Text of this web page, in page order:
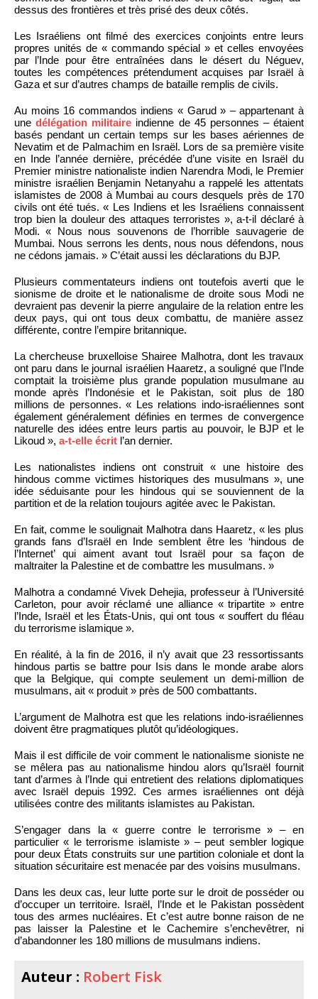
dessus des frontières et très prisé des deux côtés.
Les Israéliens ont filmé des exercices conjoints entre leurs
propres unités de « commando spécial » et celles envoyées
par l’Inde pour être entraînées dans le désert du Néguev,
toutes les compétences prétendument acquises par Israël à
Gaza et sur d’autres champs de bataille remplis de civils.
Au moins 16 commandos indiens « Garud » – appartenant à
unedélégation militaire indienne de 45 personnes – étaient
basés pendant un certain temps sur les bases aériennes de
Nevatim et de Palmachim en Israël. Lors de sa première visite
en Inde l’année dernière, précédée d’une visite en Israël du
Premier ministre nationaliste indien Narendra Modi, le Premier
ministre israélien Benjamin Netanyahu a rappelé les attentats
islamistes de 2008 à Mumbai au cours desquels près de 170
civils ont été tués. « Les Indiens et les Israéliens connaissent
trop bien la douleur des attaques terroristes », a-t-il déclaré à
Modi. « Nous nous souvenons de l’horrible sauvagerie de
Mumbai. Nous serrons les dents, nous nous défendons, nous
ne cédons jamais. » C’était aussi les déclarations du BJP.
Plusieurs commentateurs indiens ont toutefois averti que le
sionisme de droite et le nationalisme de droite sous Modi ne
devraient pas devenir la pierre angulaire de la relation entre les
deux pays, qui ont tous deux combattu, de manière assez
différente, contre l’empire britannique.
La chercheuse bruxelloise Shairee Malhotra, dont les travaux
ont paru dans le journal israélien Haaretz, a souligné que l’Inde
comptait la troisième plus grande population musulmane au
monde après l’Indonésie et le Pakistan, soit plus de 180
millions de personnes. « Les relations indo-israéliennes sont
également généralement définies en termes de convergence
naturelle des idées entre leurs partis au pouvoir, le BJP et le
Likoud », a-t-elle écrit l’an dernier.
Les nationalistes indiens ont construit « une histoire des
hindous comme victimes historiques des musulmans », une
idée séduisante pour les hindous qui se souviennent de la
partition et de la relation toujours agitée avec le Pakistan.
En fait, comme le soulignait Malhotra dans Haaretz, « les plus
grands fans d’Israël en Inde semblent être les ‘hindous de
l’Internet’ qui aiment avant tout Israël pour sa façon de
maltraiter la Palestine et de combattre les musulmans. »
Malhotra a condamné Vivek Dehejia, professeur à l’Université
Carleton, pour avoir réclamé une alliance « tripartite » entre
l’Inde, Israël et les États-Unis, qui ont tous « souffert du fléau
du terrorisme islamique ».
En réalité, à la fin de 2016, il n’y avait que 23 ressortissants
hindous partis se battre pour Isis dans le monde arabe alors
que la Belgique, qui compte seulement un demi-million de
musulmans, ait « produit » près de 500 combattants.
L’argument de Malhotra est que les relations indo-israéliennes
doivent être pragmatiques plutôt qu’idéologiques.
Mais il est difficile de voir comment le nationalisme sioniste ne
se mêlera pas au nationalisme hindou alors qu’Israël fournit
tant d’armes à l’Inde qui entretient des relations diplomatiques
avec Israël depuis 1992. Ces armes israéliennes ont déjà
utilisées contre des militants islamistes au Pakistan.
S’engager dans la « guerre contre le terrorisme » – en
particulier « le terrorisme islamiste » – peut sembler logique
pour deux États construits sur une partition coloniale et dont la
situation sécuritaire est menacée par des voisins musulmans.
Dans les deux cas, leur lutte porte sur le droit de posséder ou
d’occuper un territoire. Israël, l’Inde et le Pakistan possèdent
tous des armes nucléaires. Et c’est autre bonne raison de ne
pas laisser la Palestine et le Cachemire s’enchevêtrer, ni
d’abandonner les 180 millions de musulmans indiens.
Auteur : Robert Fisk